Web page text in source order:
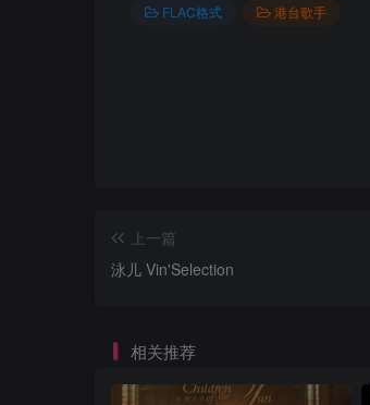
FLAC格式 港台歌手
上一篇
泳儿 Vin'Selection
相关推荐